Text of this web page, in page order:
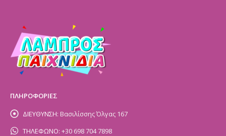
ΠΛΗΡΟΦΟΡΙΕΣ
ΔΙΕΥΘΥΝΣΗ: Βασιλίσσης Όλγας 167
ΤΗΛΕΦΩΝΟ: +30 698 704 7898